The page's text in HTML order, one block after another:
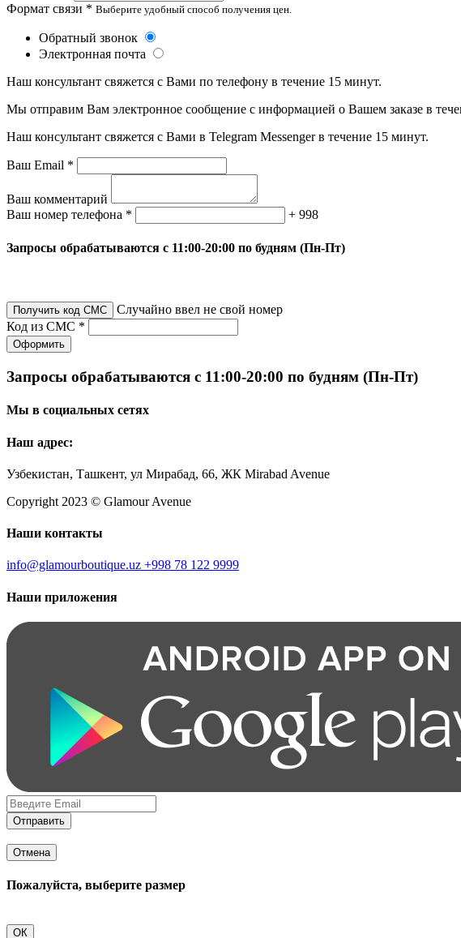
Формат связи * Выберите удобный способ получения цен.
Обратный звонок
Электронная почта
Наш консультант свяжется с Вами по телефону в течение 15 минут.
Мы отправим Вам электронное сообщение с информацией о Вашем заказе в
Наш консультант свяжется с Вами в Telegram Messenger в течение 15 минут.
Ваш Email *
Ваш комментарий
Ваш номер телефона *
+ 998
Запросы обрабатываются с 11:00-20:00 по будням (Пн-Пт)
Получить код СМС
Случайно ввел не свой номер
Код из СМС *
Оформить
Запросы обрабатываются с 11:00-20:00 по будням (Пн-Пт)
Мы в социальных сетях
Наш адрес:
Узбекистан, Ташкент, ул Мирабад, 66, ЖК Mirabad Avenue
Copyright 2023 © Glamour Avenue
Наши контакты
info@glamourboutique.uz +998 78 122 9999
Наши приложения
Отправить
Отмена
Пожалуйста, выберите размер
ОК